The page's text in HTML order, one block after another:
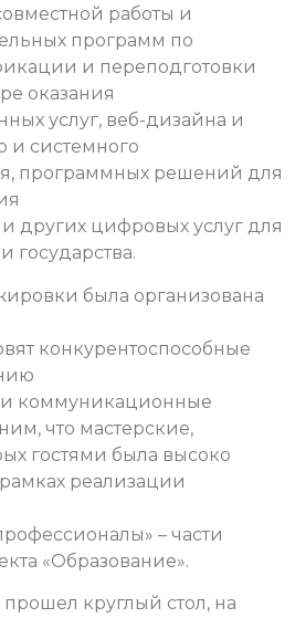
работы и
программ по
и переподготовки
оказания
услуг, веб-дизайна и
и системного
программных решений для
других цифровых услуг для
государства.
была организована
конкурентоспособные
коммуникационные
что мастерские,
гостями была высоко
реализации
– части
«Образование».
прошел круглый стол, на